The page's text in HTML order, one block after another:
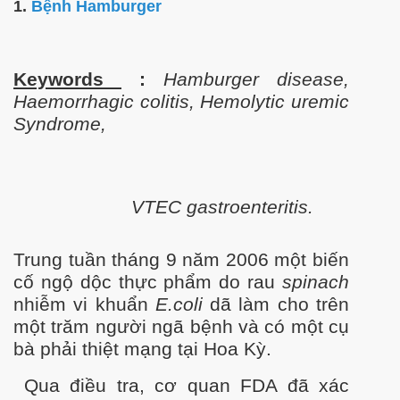
1. Bệnh Hamburger
Keywords : Hamburger disease,
Haemorrhagic colitis, Hemolytic uremic
Syndrome,
VTEC gastroenteritis.
Trung tuần tháng 9 năm 2006 một biến
cố ngộ dộc thực phẩm do rau spinach
nhiễm vi khuẩn E.colidã làm cho trên
một trăm người ngã bệnh và có một cụ
bà phải thiệt mạng tại Hoa Kỳ.
Qua điều tra, cơ quan FDA đã xác